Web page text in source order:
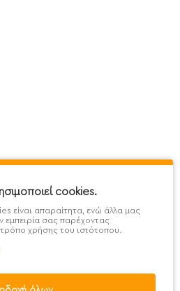
Σύγκριση
GDPR
Χονδρική
cookies.
είναι απαραίτητα, ενώ άλλα μας
εμπειρία σας παρέχοντας
χρήσης του ιστότοπου.